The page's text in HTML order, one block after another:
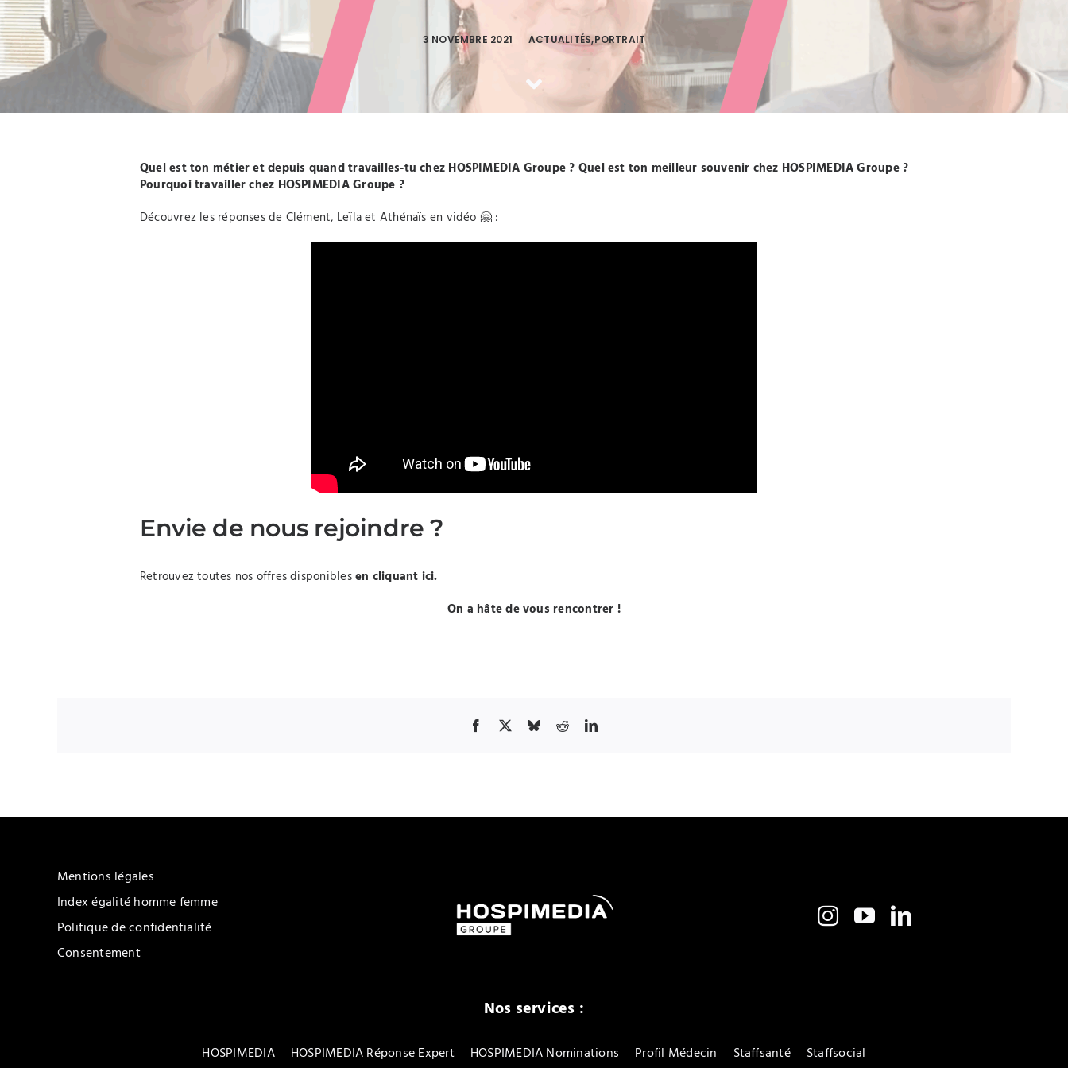
3 NOVEMBRE 2021 ACTUALITÉS,PORTRAIT
Quel est ton métier et depuis quand travailles-tu chez HOSPIMEDIA Groupe ? Quel est ton meilleur souvenir chez HOSPIMEDIA Groupe ?
Pourquoi travailler chez HOSPIMEDIA Groupe ?
Découvrez les réponses de Clément, Leïla et Athénaïs en vidéo 🤗 :
Envie de nous rejoindre ?
Retrouvez toutes nos offres disponiblesen cliquant ici.
On a hâte de vous rencontrer !
Mentions légales
Index égalité homme femme
Politique de confidentialité
Consentement
Nos services :
HOSPIMEDIA HOSPIMEDIA Réponse Expert HOSPIMEDIA Nominations Profil Médecin Staffsanté Staffsocial